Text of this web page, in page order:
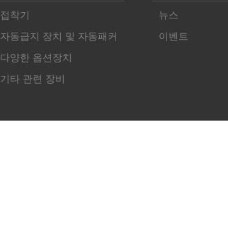
접착기
자동급지 장치 및 자동패커
다양한 옵션장치
기타 관련 장비
뉴스
이벤트